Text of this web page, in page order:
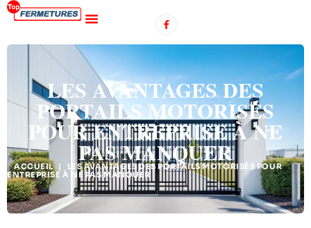
LES AVANTAGES DES
PORTAILS MOTORISÉS
POUR ENTREPRISE À NE
PAS MANQUER
ACCUEIL |
LES AVANTAGES DES PORTAILS MOTORISÉS POUR
ENTREPRISE À NE PAS MANQUER